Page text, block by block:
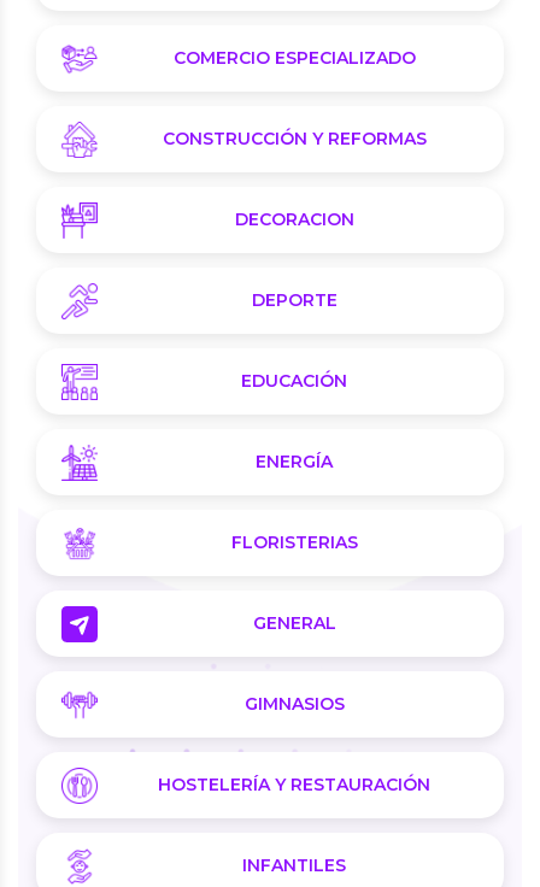
COMERCIO ESPECIALIZADO
CONSTRUCCIÓN Y REFORMAS
DECORACION
DEPORTE
EDUCACIÓN
ENERGÍA
FLORISTERIAS
GENERAL
GIMNASIOS
HOSTELERÍA Y RESTAURACIÓN
INFANTILES